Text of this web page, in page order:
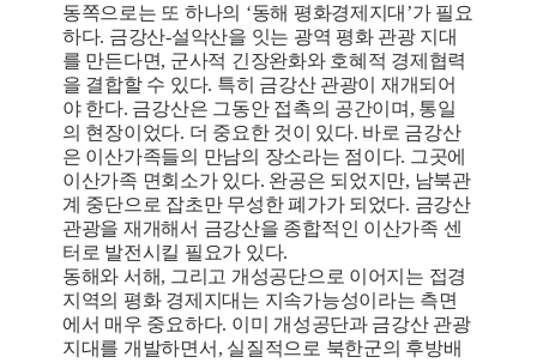
동쪽으로는 또 하나의 ‘동해 평화경제지대’가 필요
하다. 금강산-설악산을 잇는 광역 평화 관광 지대
를 만든다면, 군사적 긴장완화와 호혜적 경제협력
을 결합할 수 있다. 특히 금강산 관광이 재개되어
야 한다. 금강산은 그동안 접촉의 공간이며, 통일
의 현장이었다. 더 중요한 것이 있다. 바로 금강산
은 이산가족들의 만남의 장소라는 점이다. 그곳에
이산가족 면회소가 있다. 완공은 되었지만, 남북관
계 중단으로 잡초만 무성한 폐가가 되었다. 금강산
관광을 재개해서 금강산을 종합적인 이산가족 센
터로 발전시킬 필요가 있다.
동해와 서해, 그리고 개성공단으로 이어지는 접경
지역의 평화 경제지대는 지속가능성이라는 측면
에서 매우 중요하다. 이미 개성공단과 금강산 관광
지대를 개발하면서, 실질적으로 북한군의 후방배